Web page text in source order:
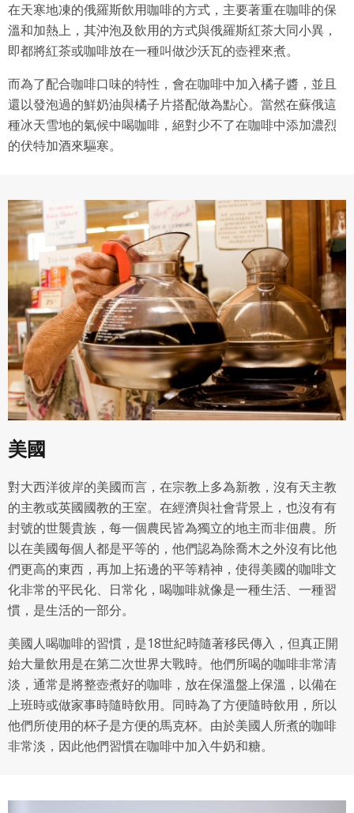
在天寒地凍的俄羅斯飲用咖啡的方式，主要著重在咖啡的保
溫和加熱上，其沖泡及飲用的方式與俄羅斯紅茶大同小異，
即都將紅茶或咖啡放在一種叫做沙沃瓦的壺裡來煮。
而為了配合咖啡口味的特性，會在咖啡中加入橘子醬，並且
還以發泡過的鮮奶油與橘子片搭配做為點心。當然在蘇俄這
種冰天雪地的氣候中喝咖啡，絕對少不了在咖啡中添加濃烈
的伏特加酒來驅寒。
美國
對大西洋彼岸的美國而言，在宗教上多為新教，沒有天主教
的主教或英國國教的王室。在經濟與社會背景上，也沒有有
封號的世襲貴族，每一個農民皆為獨立的地主而非佃農。所
以在美國每個人都是平等的，他們認為除喬木之外沒有比他
們更高的東西，再加上拓邊的平等精神，使得美國的咖啡文
化非常的平民化、日常化，喝咖啡就像是一種生活、一種習
慣，是生活的一部分。
美國人喝咖啡的習慣，是18世紀時隨著移民傳入，但真正開
始大量飲用是在第二次世界大戰時。他們所喝的咖啡非常清
淡，通常是將整壺煮好的咖啡，放在保溫盤上保溫，以備在
上班時或做家事時隨時飲用。同時為了方便隨時飲用，所以
他們所使用的杯子是方便的馬克杯。由於美國人所煮的咖啡
非常淡，因此他們習慣在咖啡中加入牛奶和糖。
會員違反本合約或本系統任一規定者，吉寶系統公司得終止
本合約。
本合約終止後，會員不得對吉寶系統公司主張任何費用、補
七、合意管轄
雙方合意專以臺灣臺北地方法院為第一審管轄法
院。